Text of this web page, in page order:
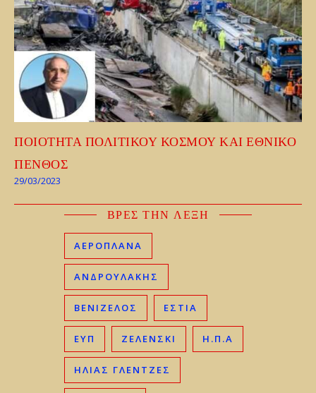
ΠΟΙΟΤΗΤΑ ΠΟΛΙΤΙΚΟΥ ΚΟΣΜΟΥ ΚΑΙ ΕΘΝΙΚΟ
ΠΕΝΘΟΣ
29/03/2023
ΒΡΕΣ ΤΗΝ ΛΕΞΗ
ΑΕΡΟΠΛΑΝΑ
ΑΝΔΡΟΥΛΑΚΗΣ
ΒΕΝΙΖΈΛΟΣ ΕΣΤΙΑ
ΕΥΠ ΖΕΛΕΝΣΚΙ Η.Π.Α
ΗΛΊΑΣ ΓΛΕΝΤΖΈΣ